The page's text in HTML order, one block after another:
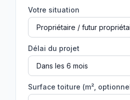
Votre situation
Délai du projet
Surface toiture (m²,